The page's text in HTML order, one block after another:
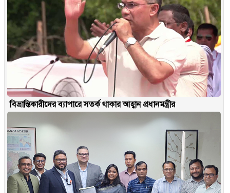
বিভ্রান্তিকারীদের ব্যাপারে সতর্ক থাকার আহ্বান প্রধানমন্ত্রীর